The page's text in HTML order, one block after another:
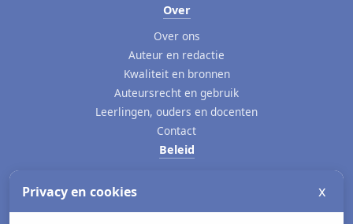
Over
Over ons
Auteur en redactie
Kwaliteit en bronnen
Auteursrecht en gebruik
Leerlingen, ouders en docenten
Contact
Beleid
Advertenties en cookies
Privacy en cookies x